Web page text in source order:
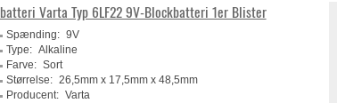
batteri Varta Typ 6LF22 9V-Blockbatteri 1er Blister
Spænding: 9V
Type: Alkaline
Farve: Sort
Størrelse: 26,5mm x 17,5mm x 48,5mm
Producent: Varta